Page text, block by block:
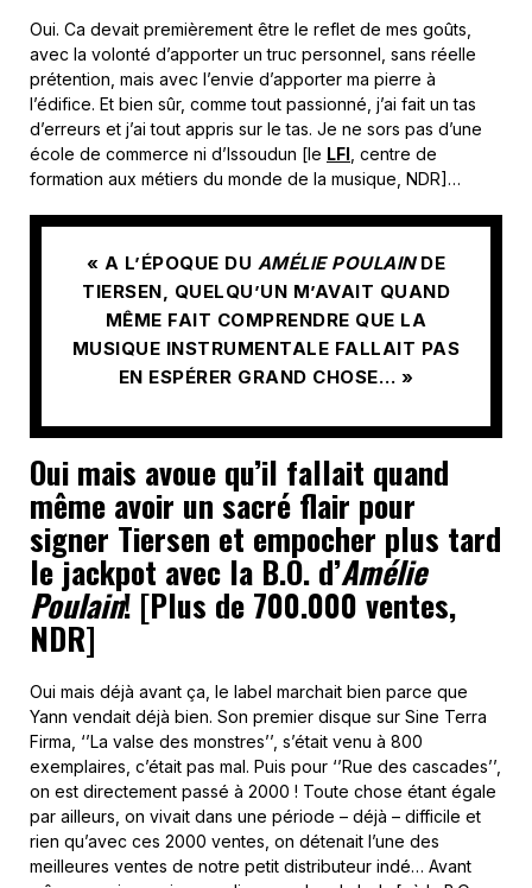
Oui. Ca devait premièrement être le reflet de mes goûts,
avec la volonté d’apporter un truc personnel, sans réelle
prétention, mais avec l’envie d’apporter ma pierre à
l’édifice. Et bien sûr, comme tout passionné, j’ai fait un tas
d’erreurs et j’ai tout appris sur le tas. Je ne sors pas d’une
école de commerce ni d’Issoudun [le LFI , centre de
formation aux métiers du monde de la musique, NDR]…
« A L’ÉPOQUE DU AMÉLIE POULAINDE
TIERSEN, QUELQU’UN M’AVAIT QUAND
MÊME FAIT COMPRENDRE QUE LA
MUSIQUE INSTRUMENTALE FALLAIT PAS
EN ESPÉRER GRAND CHOSE… »
Oui mais avoue qu’il fallait quand
même avoir un sacré flair pour
signer Tiersen et empocher plus tard
le jackpot avec la B.O. d’Amélie
Poulain! [Plus de 700.000 ventes,
NDR]
Oui mais déjà avant ça, le label marchait bien parce que
Yann vendait déjà bien. Son premier disque sur Sine Terra
Firma, ‘’La valse des monstres’’, s’était venu à 800
exemplaires, c’était pas mal. Puis pour ‘’Rue des cascades’’,
on est directement passé à 2000 ! Toute chose étant égale
par ailleurs, on vivait dans une période – déjà – difficile et
rien qu’avec ces 2000 ventes, on détenait l’une des
meilleures ventes de notre petit distributeur indé… Avant